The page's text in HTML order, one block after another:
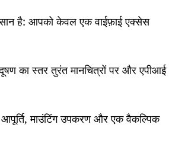
है: आपको केवल एक वाईफ़ाई एक्सेस
का स्तर तुरंत मानचित्रों पर और एपीआई
माउंटिंग उपकरण और एक वैकल्पिक